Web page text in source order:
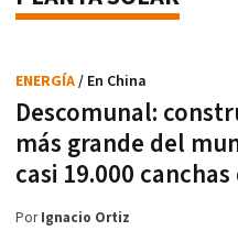
Descomunal:
más grande del
casi 19.000
ENERGÍA/ En China
PorIgnacio Ortiz